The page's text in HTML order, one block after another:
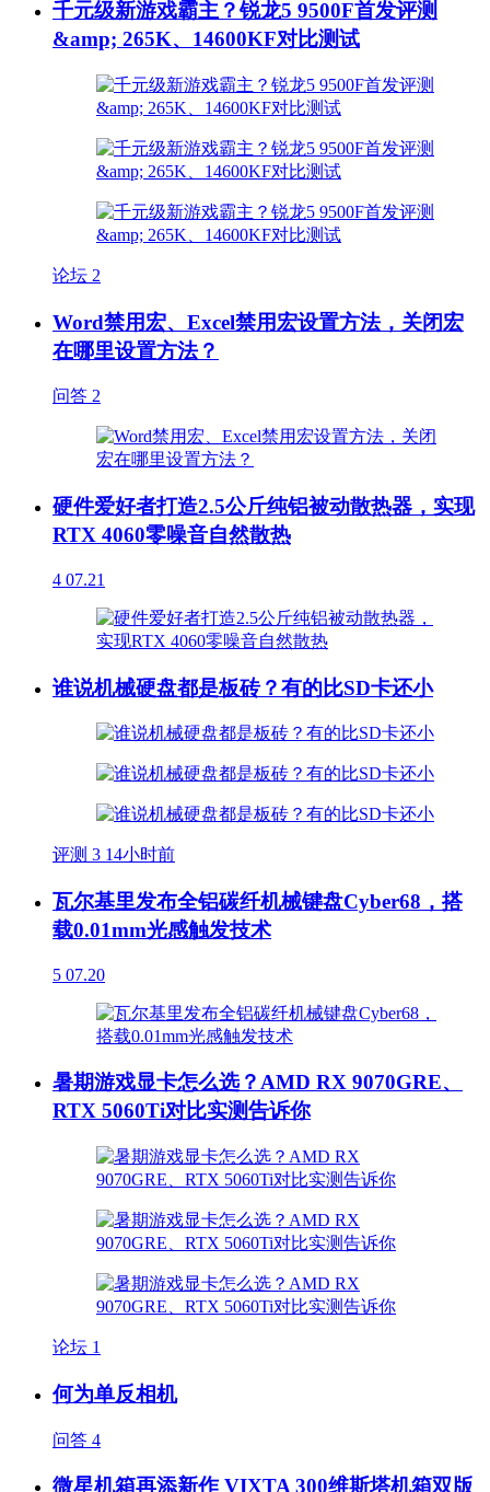
千元级新游戏霸主？锐龙5 9500F首发评测
&amp; 265K、14600KF对比测试
论坛 2
Word禁用宏、Excel禁用宏设置方法，关闭宏
在哪里设置方法？
问答 2
硬件爱好者打造2.5公斤纯铝被动散热器，实现
RTX 4060零噪音自然散热
4 07.21
谁说机械硬盘都是板砖？有的比SD卡还小
评测 3 14小时前
瓦尔基里发布全铝碳纤机械键盘Cyber68，搭
载0.01mm光感触发技术
5 07.20
暑期游戏显卡怎么选？AMD RX 9070GRE、
RTX 5060Ti对比实测告诉你
论坛 1
何为单反相机
问答 4
微星机箱再添新作 VIXTA 300维斯塔机箱双版